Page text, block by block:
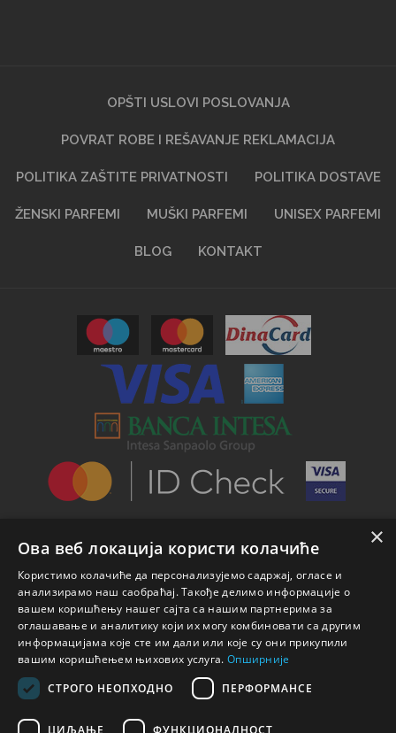
OPŠTI USLOVI POSLOVANJA
POVRAT ROBE I REŠAVANJE REKLAMACIJA
POLITIKA ZAŠTITE PRIVATNOSTI POLITIKA DOSTAVE
ŽENSKI PARFEMI MUŠKI PARFEMI UNISEX PARFEMI
BLOG KONTAKT
×
Ова веб локација користи колачиће
Користимо колачиће да персонализујемо садржај, огласе и
анализирамо наш саобраћај. Такође делимо информације о
вашем коришћењу нашег сајта са нашим партнерима за
оглашавање и аналитику који их могу комбиновати са другим
информацијама које сте им дали или које су они прикупили
вашим коришћењем њихових услуга. Опширније
СТРОГО НЕОПХОДНО
ПЕРФОРМАНСЕ
ЦИЉАЊЕ ФУНКЦИОНАЛНОСТ